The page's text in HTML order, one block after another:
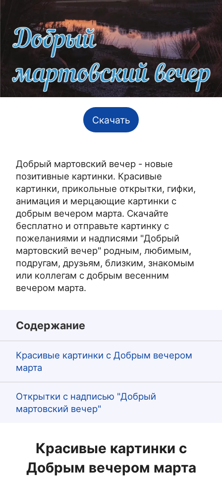
Скачать
Добрый мартовский вечер - новые
позитивные картинки. Красивые
картинки, прикольные открытки, гифки,
анимация и мерцающие картинки с
добрым вечером марта. Скачайте
бесплатно и отправьте картинку с
пожеланиями и надписями "Добрый
мартовский вечер" родным, любимым,
подругам, друзьям, близким, знакомым
или коллегам с добрым весенним
вечером марта.
Содержание
Красивые картинки с Добрым вечером
марта
Открытки с надписью "Добрый
мартовский вечер"
Красивые картинки с
Добрым вечером марта